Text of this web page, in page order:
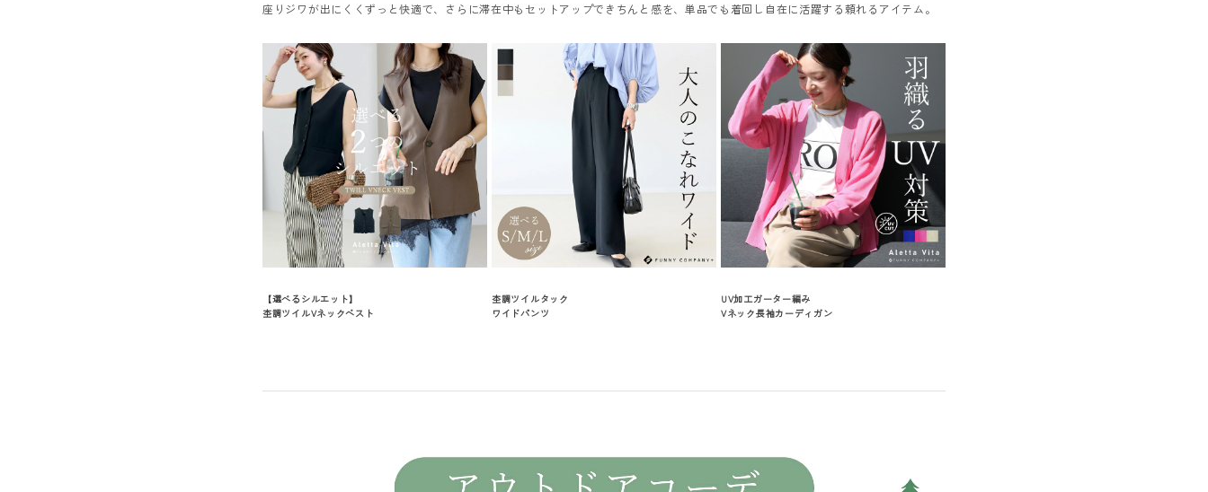
座りジワが出にくくずっと快適で、さらに滞在中もセットアップできちんと感を、単品でも着回し自在に活躍する頼れるアイテム。
【選べるシルエット】
杢調ツイルVネックベスト
杢調ツイルタック
ワイドパンツ
UV加工ガーター編み
Vネック長袖カーディガン